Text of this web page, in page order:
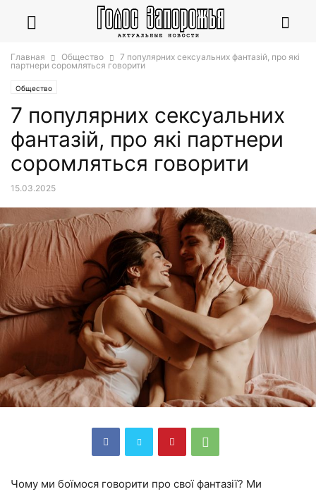
Главная Общество
7 популярних сексуальних фантазій, про які
партнери соромляться говорити
Общество
7 популярних сексуальних
фантазій, про які партнери
соромляться говорити
15.03.2025
Чому ми боїмося говорити про свої фантазії? Ми